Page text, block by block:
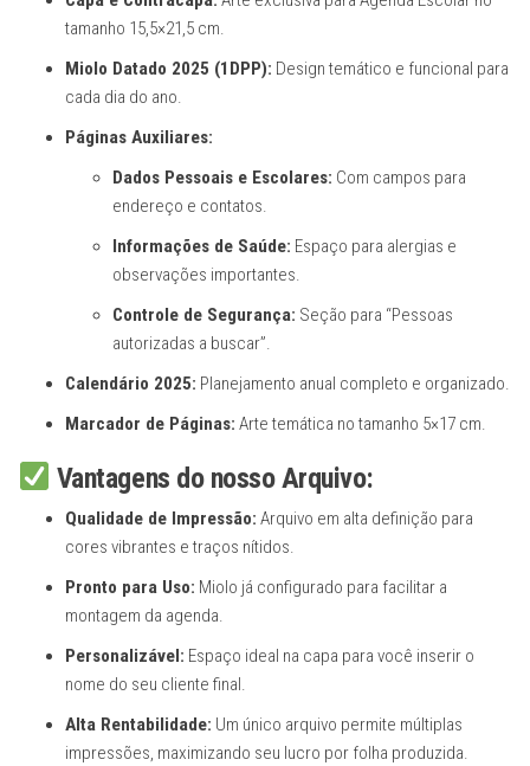
tamanho 15,5×21,5 cm.
Miolo Datado 2025 (1DPP): Design temático e funcional para
cada dia do ano.
Páginas Auxiliares:
Dados Pessoais e Escolares: Com campos para
endereço e contatos.
Informações de Saúde: Espaço para alergias e
observações importantes.
Controle de Segurança: Seção para “Pessoas
autorizadas a buscar”.
Calendário 2025: Planejamento anual completo e organizado.
Marcador de Páginas: Arte temática no tamanho 5×17 cm.
Vantagens do nosso Arquivo:
Qualidade de Impressão: Arquivo em alta definição para
cores vibrantes e traços nítidos.
Pronto para Uso: Miolo já configurado para facilitar a
montagem da agenda.
Personalizável: Espaço ideal na capa para você inserir o
nome do seu cliente final.
Alta Rentabilidade: Um único arquivo permite múltiplas
impressões, maximizando seu lucro por folha produzida.